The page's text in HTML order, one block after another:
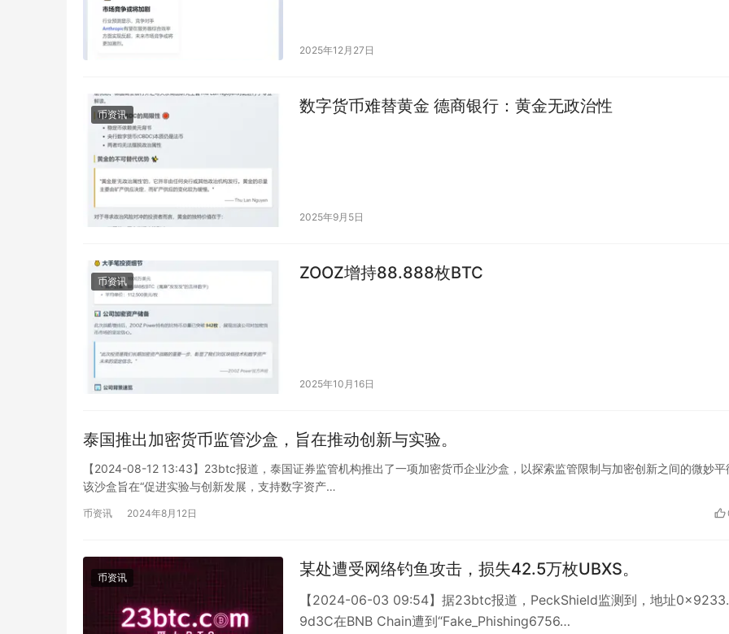
2025年12月27日
币资讯 数字货币难替黄金 德商银行：黄金无政治性
2025年9月5日
币资讯 ZOOZ增持88.888枚BTC
2025年10月16日
泰国推出加密货币监管沙盒，旨在推动创新与实验。
【2024-08-12 13:43】23btc报道，泰国证券监管机构推出了一项加密货币企业沙盒，以探索监管限制与加密创新之间的微妙平
该沙盒旨在“促进实验与创新发展，支持数字资产…
币资讯 2024年8月12日
币资讯 某处遭受网络钓鱼攻击，损失42.5万枚UBXS。
【2024-06-03 09:54】据23btc报道，PeckShield监测到，地址
9d3C在BNB Chain遭到“Fake_Phishing6756…